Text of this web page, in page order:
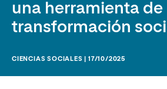
una herramienta de
transformación
CIENCIAS SOCIALES | 17/10/2025